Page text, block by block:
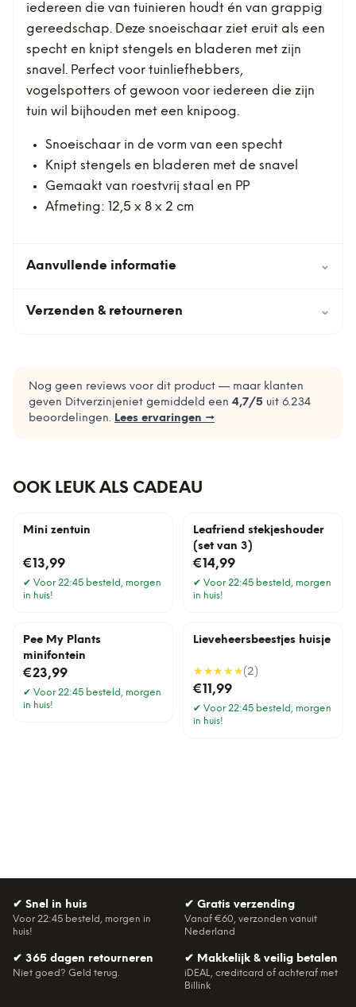
iedereen die van tuinieren houdt én van grappig
gereedschap. Deze snoeischaar ziet eruit als een
specht en knipt stengels en bladeren met zijn
snavel. Perfect voor tuinliefhebbers,
vogelspotters of gewoon voor iedereen die zijn
tuin wil bijhouden met een knipoog.
Snoeischaar in de vorm van een specht
Knipt stengels en bladeren met de snavel
Gemaakt van roestvrij staal en PP
Afmeting: 12,5 x 8 x 2 cm
Aanvullende informatie ⌄
Verzenden & retourneren ⌄
Nog geen reviews voor dit product — maar klanten
geven Ditverzinjeniet gemiddeld een 4,7/5 uit 6.234
beoordelingen. Lees ervaringen →
OOK LEUK ALS CADEAU
Mini zentuin
€13,99
✔ Voor 22:45 besteld, morgen
in huis!
Leafriend stekjeshouder
(set van 3)
€14,99
✔ Voor 22:45 besteld, morgen
in huis!
Pee My Plants
minifontein
€23,99
✔ Voor 22:45 besteld, morgen
in huis!
Lieveheersbeestjes huisje
★★★★★(2 )
€11,99
✔ Voor 22:45 besteld, morgen
in huis!
✔ Snel in huis
Voor 22:45 besteld, morgen in
huis!
✔ Gratis verzending
Vanaf €60, verzonden vanuit
Nederland
✔ 365 dagen retourneren
Niet goed? Geld terug.
✔ Makkelijk & veilig betalen
iDEAL, creditcard of achteraf met
Billink